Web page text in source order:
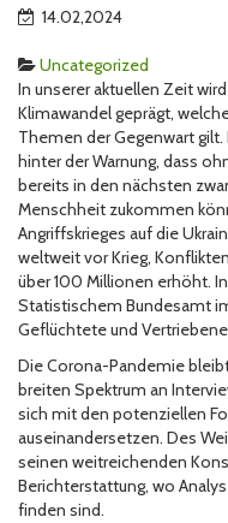
14.02,2024
Uncategorized
In unserer aktuellen Zeit
Klimawandel geprägt,
Themen der Gegenwart
hinter der Warnung, dass
bereits in den nächsten
Menschheit zukommen
Angriffskrieges auf die
weltweit vor Krieg,
über 100 Millionen erhöht.
Statistischem Bundesamt
Geflüchtete und
Die Corona-Pandemie
breiten Spektrum an
sich mit den potenziellen
auseinandersetzen. Des
seinen weitreichenden
Berichterstattung, wo
finden sind.